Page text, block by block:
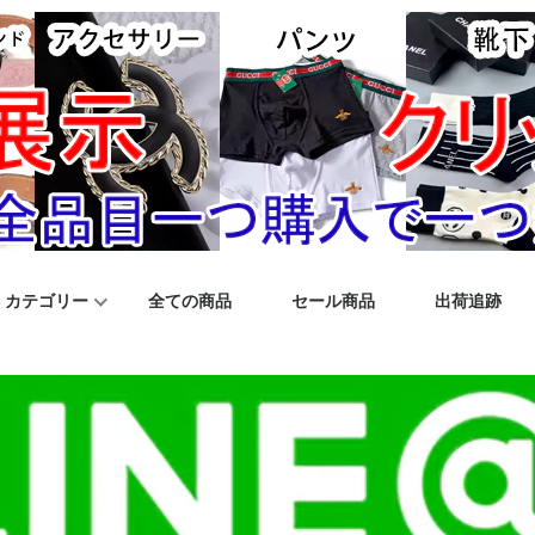
カテゴリー 全ての商品 セール商品 出荷追跡